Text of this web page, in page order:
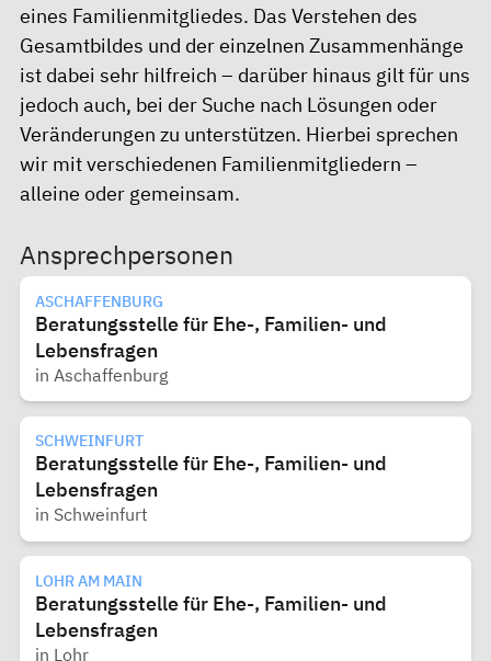
eines Familienmitgliedes. Das Verstehen des
Gesamtbildes und der einzelnen Zusammenhänge
ist dabei sehr hilfreich – darüber hinaus gilt für uns
jedoch auch, bei der Suche nach Lösungen oder
Veränderungen zu unterstützen. Hierbei sprechen
wir mit verschiedenen Familienmitgliedern –
alleine oder gemeinsam.
Ansprechpersonen
ASCHAFFENBURG
Beratungsstelle für Ehe-, Familien- und
Lebensfragen
in Aschaffenburg
SCHWEINFURT
Beratungsstelle für Ehe-, Familien- und
Lebensfragen
in Schweinfurt
LOHR AM MAIN
Beratungsstelle für Ehe-, Familien- und
Lebensfragen
in Lohr